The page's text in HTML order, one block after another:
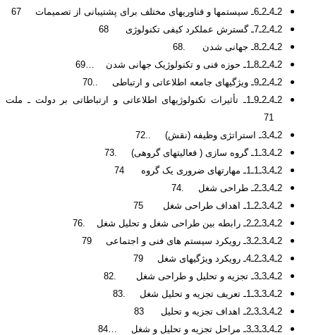
2ـ4ـ2ـ6ـ سیستم­ها و فناوری­های مختلف برای پشتیبانی از تصمیمات 67
2ـ4ـ2ـ7ـ گسترش عملکرد کیفی تکنولوژی 68
2ـ4ـ2ـ8ـ جهانی شدن .68
2ـ4ـ2ـ8ـ1ـ حوزه فنی و تکنولوژیک جهانی شدن …69
2ـ4ـ2ـ9ـ ویژگی­های جامعه اطلاعاتی و ارتباطی ..70
2ـ4ـ2ـ9ـ1ـ تأثیرات تکنولوژی­های اطلاعاتی و ارتباطاتی بر دولت ـ ملت
2ـ4ـ3ـ استراتژی وظیفه (نقش) ..72
2ـ4ـ3ـ1ـ گروه سازی ( فعالیت­های گروهی) .73
2ـ4ـ3ـ1ـ1ـ مهارتهای ضروری یک گروه 74
2ـ4ـ3ـ2ـ طراحی شغل .74
2ـ4ـ3ـ2ـ1ـ اهداف طراحی شغل 75
2ـ4ـ3ـ2ـ2ـ رابطه بین طراحی شغل و تحلیل شغل .76
2ـ4ـ3ـ2ـ3ـ رویکرد سیستم های فنی و اجتماعی 79
2ـ4ـ3ـ2ـ4ـ رویکرد ویژگی­های شغل 79
2ـ4ـ3ـ3ـ تجزیه و تحلیل و طراحی شغل .82
2ـ4ـ3ـ3ـ1ـ تعریف تجزیه و تحلیل شغل .83
2ـ4ـ3ـ3ـ2ـ اهداف تجزیه و تحلیل 83
2ـ4ـ3ـ3ـ3ـ مراحل تجزیه و تحلیل و شغل …84